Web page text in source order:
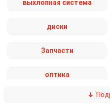
выхлопная система
диски
Запчасти
оптика
пассивная безопасность